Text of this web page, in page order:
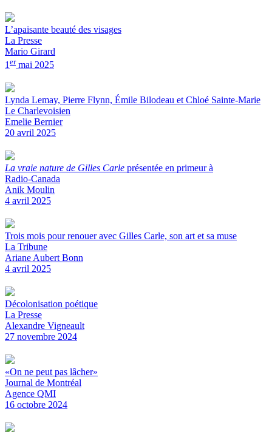
L’apaisante beauté des visages
La Presse
Mario Girard
1 ermai 2025
Lynda Lemay, Pierre Flynn, Émile Bilodeau et Chloé Sainte-Marie
Le Charlevoisien
Emelie Bernier
20 avril 2025
La vraie nature de Gilles Carle présentée en primeur à
Radio-Canada
Anik Moulin
4 avril 2025
Trois mois pour renouer avec Gilles Carle, son art et sa muse
La Tribune
Ariane Aubert Bonn
4 avril 2025
Décolonisation poétique
La Presse
Alexandre Vigneault
27 novembre 2024
«On ne peut pas lâcher»
Journal de Montréal
Agence QMI
16 octobre 2024